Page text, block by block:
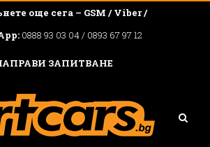
още сега – GSM / Viber /
0888 93 03 04 / 0893 67 97 12
ЗАПИТВАНЕ